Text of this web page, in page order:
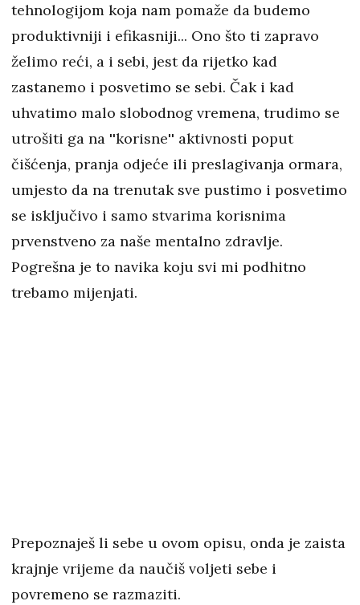
tehnologijom koja nam pomaže da budemo
produktivniji i efikasniji... Ono što ti zapravo
želimo reći, a i sebi, jest da rijetko kad
zastanemo i posvetimo se sebi. Čak i kad
uhvatimo malo slobodnog vremena, trudimo se
utrošiti ga na ''korisne'' aktivnosti poput
čišćenja, pranja odjeće ili preslagivanja ormara,
umjesto da na trenutak sve pustimo i posvetimo
se isključivo i samo stvarima korisnima
prvenstveno za naše mentalno zdravlje.
Pogrešna je to navika koju svi mi podhitno
trebamo mijenjati.
Prepoznaješ li sebe u ovom opisu, onda je zaista
krajnje vrijeme da naučiš voljeti sebe i
povremeno se razmaziti.